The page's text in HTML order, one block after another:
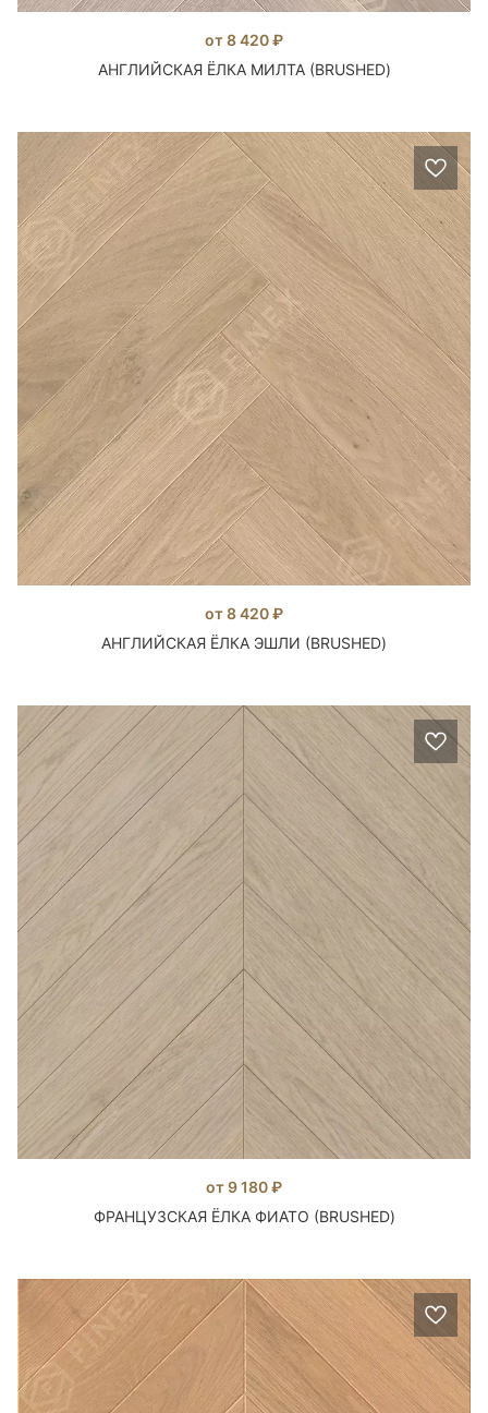
от 8 420 ₽
АНГЛИЙСКАЯ ЁЛКА МИЛТА (BRUSHED)
от 8 420 ₽
АНГЛИЙСКАЯ ЁЛКА ЭШЛИ (BRUSHED)
от 9 180 ₽
ФРАНЦУЗСКАЯ ЁЛКА ФИАТО (BRUSHED)